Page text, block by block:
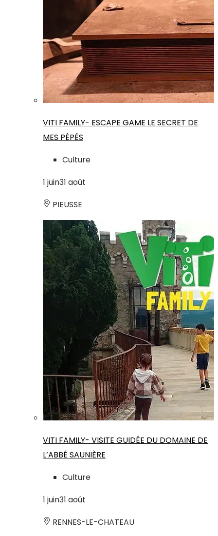
VITI FAMILY- ESCAPE GAME LE SECRET DE
MES PÉPÉS
Culture
1 juin31 août
PIEUSSE
VITI FAMILY- VISITE GUIDÉE DU DOMAINE DE
L’ABBÉ SAUNIÈRE
Culture
1 juin31 août
RENNES-LE-CHATEAU